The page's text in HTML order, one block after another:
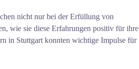
nicht nur bei der Erfüllung von
wie sie diese Erfahrungen positiv für ihre
in Stuttgart konnten wichtige Impulse für